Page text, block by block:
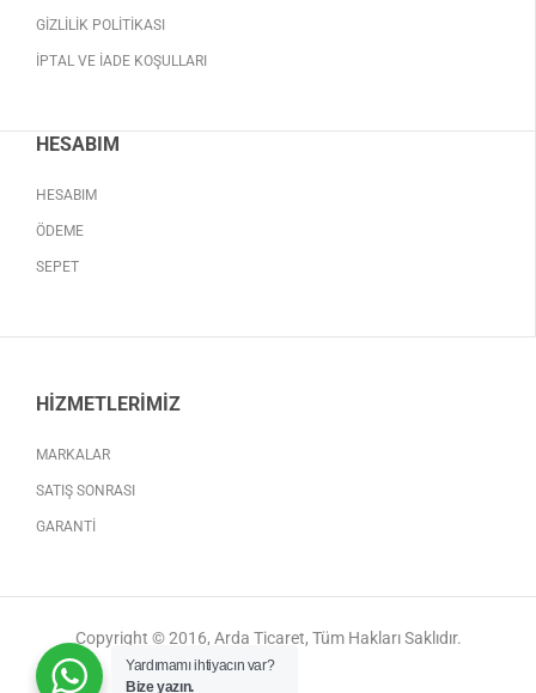
GIZLILIK POLITIKASI
İPTAL VE İADE KOŞULLARI
HESABIM
HESABIM
ÖDEME
SEPET
HIZMETLERIMIZ
MARKALAR
SATIŞ SONRASI
GARANTI
Copyright © 2016, Arda Ticaret, Tüm Hakları Saklıdır.
Yardımamı ihtiyacın var?
Bize yazın.